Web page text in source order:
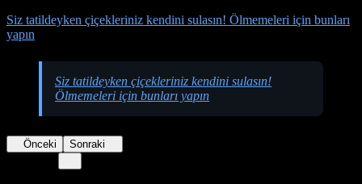
Siz tatildeyken çiçekleriniz kendini sulasın! Ölmemeleri için bunları
yapın
Siz tatildeyken çiçekleriniz kendini sulasın!
Ölmemeleri için bunları yapın
Önceki Sonraki